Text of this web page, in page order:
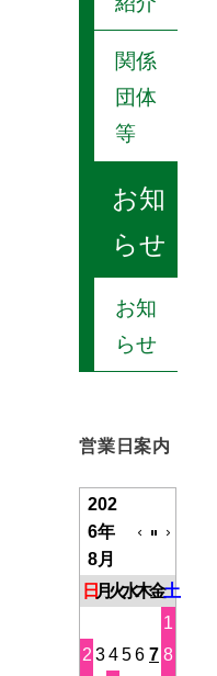
関係
団体
等
お知
らせ
お知
らせ
営業日案内
202
6年
8月
日月火水木金土
1
2 3456 7 8